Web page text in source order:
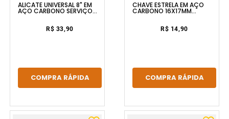
ALICATE UNIVERSAL 8" EM
AÇO CARBONO SERVIÇO
LEVE FERRAPLUS
R$ 33,90
COMPRA RÁPIDA
CHAVE ESTRELA EM AÇO
CARBONO 16X17MM
R$ 14,90
COMPRA RÁPIDA